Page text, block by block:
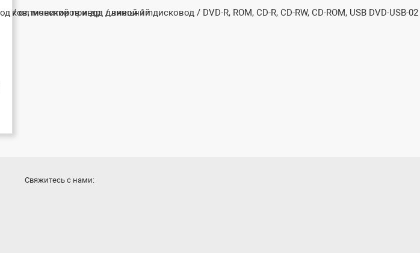
Cвяжитесь с нами: